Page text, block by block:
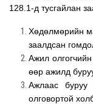
128.1-д тусгайлан
Хөдөлмөрийн
заалдсан
Ажил
өөр ажилд
Ажлаас буруу
олговортой